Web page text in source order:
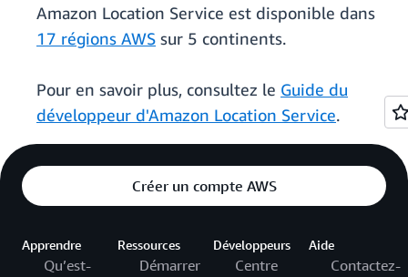
Amazon Location Service est disponible dans
17 régions AWS sur 5 continents.
Pour en savoir plus, consultez le Guide du
développeur d'Amazon Location Service.
Créer un compte AWS
Apprendre
Qu’est-
Ressources
Démarrer
Développeurs
Centre
Aide
Contactez-